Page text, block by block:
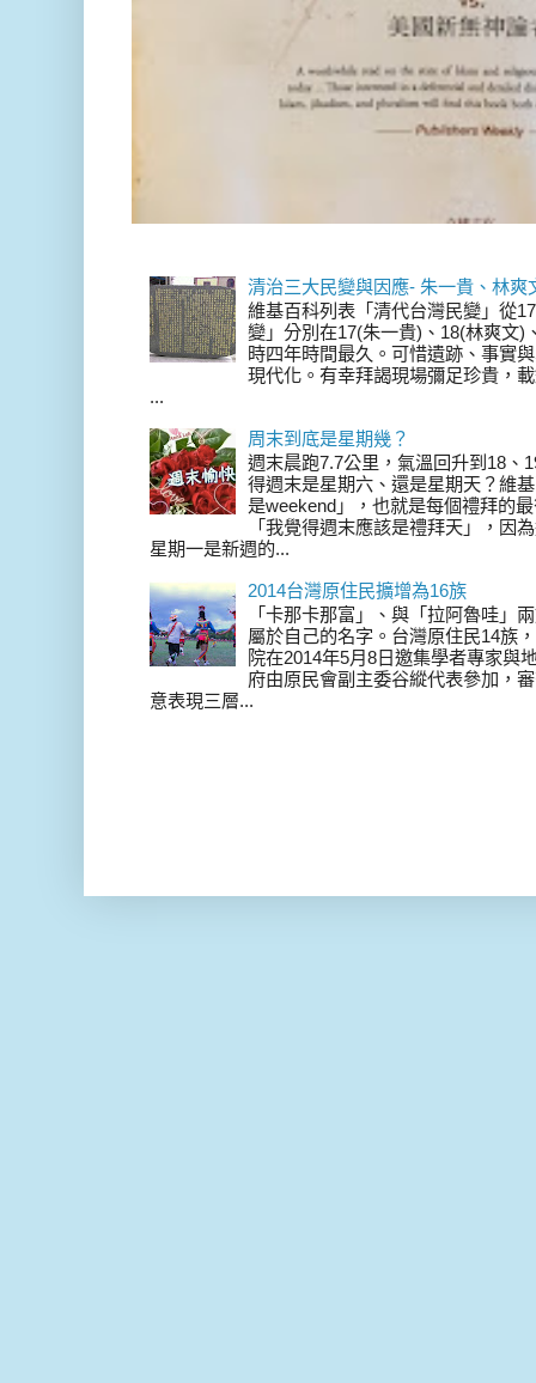
清治三大民變與因應- 朱一貴、林爽
維基百科列表「清代台灣民變」從
變」分別在17(朱一貴)、18(林爽文)
時四年時間最久。可惜遺跡、事實
現代化。有幸拜謁現場彌足珍貴，
...
周末到底是星期幾？
週末晨跑7.7公里，氣溫回升到18、
得週末是星期六、還是星期天？維
是weekend」，也就是每個禮拜的
「我覺得週末應該是禮拜天」，因
星期一是新週的...
2014台灣原住民擴增為16族
「卡那卡那富」、與「拉阿魯哇」
屬於自己的名字。台灣原住民14族
院在2014年5月8日邀集學者專家與
府由原民會副主委谷縱代表參加，
意表現三層...